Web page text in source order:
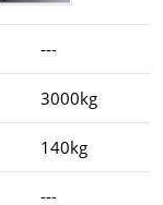
---
3000kg
140kg
---